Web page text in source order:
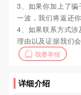
3、如果你加上了
一波，我们将返还
4、如果联系方式
理由以及证据我们
我要举报
详细介绍